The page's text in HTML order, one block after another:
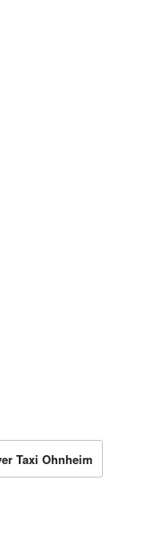
Taxi Ohnheim